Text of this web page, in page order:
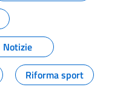
Notizie
Riforma sport